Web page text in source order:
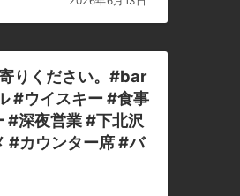
りください。#bar
#ウイスキー #食事
#深夜営業 #下北沢
#カウンター席 #バ